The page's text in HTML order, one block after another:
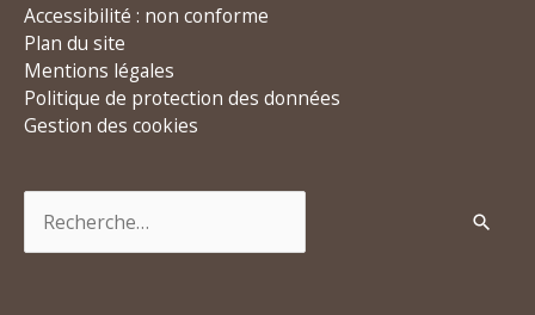
Accessibilité : non conforme
Plan du site
Mentions légales
Politique de protection des données
Gestion des cookies